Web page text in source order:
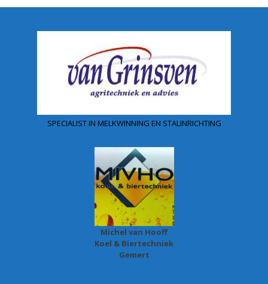
SPECIALIST IN MELKWINNING EN STALINRICHTING
Michel van Hooff
Koel & Biertechniek
Gemert